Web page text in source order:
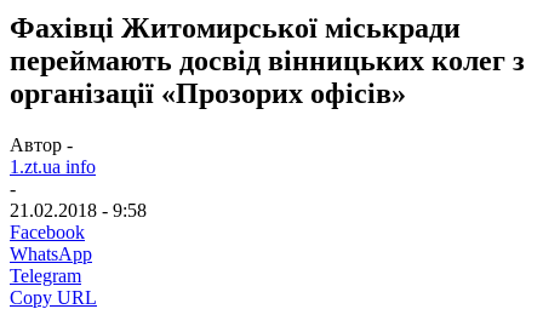
Фахівці Житомирської міськради
переймають досвід вінницьких колег з
організації «Прозорих офісів»
Автор -
1.zt.ua info
-
21.02.2018 - 9:58
Facebook
WhatsApp
Telegram
Copy URL